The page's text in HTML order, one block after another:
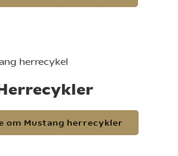
om Mustang herrecykler